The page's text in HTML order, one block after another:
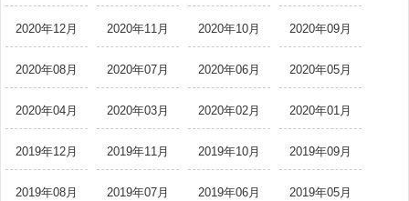
2020年12月 2020年11月 2020年10月 2020年09月
2020年08月 2020年07月 2020年06月 2020年05月
2020年04月 2020年03月 2020年02月 2020年01月
2019年12月 2019年11月 2019年10月 2019年09月
2019年08月 2019年07月 2019年06月 2019年05月